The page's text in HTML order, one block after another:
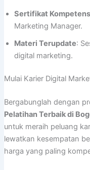
Sertifikat
Marketing Manager.
Materi Terupdate:
digital marketing.
Mulai Karier Digital
Bergabunglah dengan
Pelatihan Terbaik di
untuk meraih peluang
lewatkan kesempatan
harga yang paling